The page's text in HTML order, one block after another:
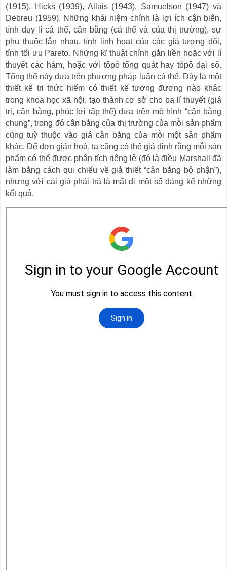
(1915), Hicks (1939), Allais (1943), Samuelson (1947) và
Debreu (1959). Những khái niệm chính là lợi ích cận biên,
tính duy lí cá thể, cân bằng (cá thể và của thị trường), sự
phụ thuộc lẫn nhau, tính linh hoạt của các giá tương đối,
tính tối ưu Pareto. Những kĩ thuật chính gắn liền hoặc với lí
thuyết các hàm, hoặc với tôpô tổng quát hay tôpô đại số.
Tổng thể này dựa trên phương pháp luận cá thể. Đây là một
thiết kế tri thức hiếm có thiết kế tương đương nào khác
trong khoa học xã hội, tạo thành cơ sở cho ba lí thuyết (giá
trị, cân bằng, phúc lợi tập thể) dựa trên mô hình “cân bằng
chung”, trong đó cân bằng của thị trường của mỗi sản phẩm
cũng tuỳ thuộc vào giá cân bằng của mỗi một sản phẩm
khác. Để đơn giản hoá, ta cũng có thể giả định rằng mỗi sản
phẩm có thể được phân tích riêng lẻ (đó là điều Marshall đã
làm bằng cách qui chiếu về giả thiết“cân bằng bộ phận”),
nhưng với cái giá phải trả là mất đi một số đáng kể những
kết quả.